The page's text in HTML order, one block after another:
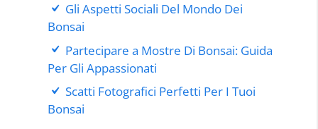
Gli Aspetti Sociali Del Mondo Dei
Bonsai
Partecipare a Mostre Di Bonsai: Guida
Per Gli Appassionati
Scatti Fotografici Perfetti Per I Tuoi
Bonsai